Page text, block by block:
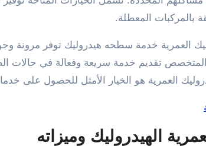
بالمركبات المعطلة.
العمرية خدمة سطحه هيدروليك توفر مرونة
المتخصص تقديم خدمة سريعة وفعالة في
العمرية هو الخيار الأمثل للحصول على
الهيدروليك وميزاته